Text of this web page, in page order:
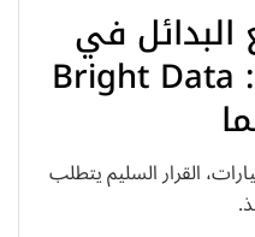
في
السوق الأمريكي: Bright Data
القرار السليم يتطلب